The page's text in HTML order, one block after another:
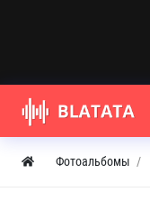
Фотоальбомы